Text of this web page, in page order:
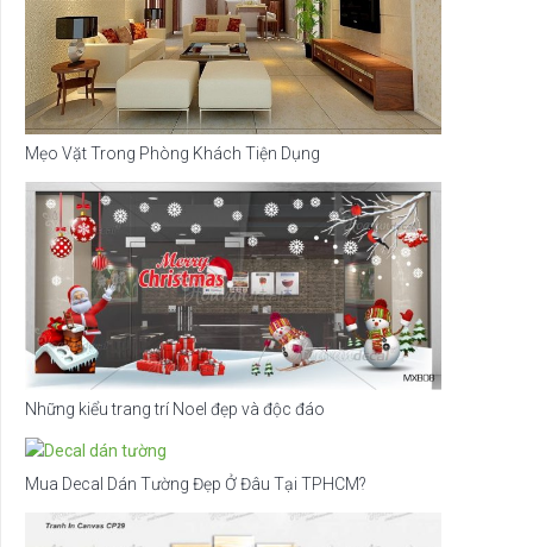
Mẹo Vặt Trong Phòng Khách Tiện Dụng
Những kiểu trang trí Noel đẹp và độc đáo
Mua Decal Dán Tường Đẹp Ở Đâu Tại TPHCM?